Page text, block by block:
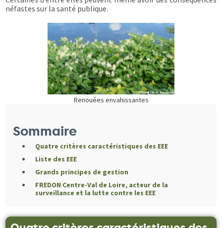
néfastes sur la santé publique.
Renouées envahissantes
Sommaire
Quatre critères caractéristiques des EEE
Liste des EEE
Grands principes de gestion
FREDON Centre-Val de Loire, acteur de la
surveillance et la lutte contre les EEE